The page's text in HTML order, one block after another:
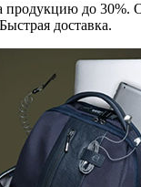
продукцию до 30%.
доставка.